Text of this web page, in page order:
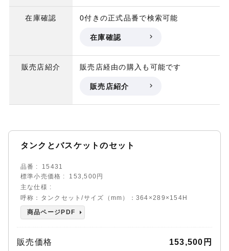
在庫確認 0付きの正式品番で検索可能
在庫確認
販売店紹介 販売店経由の購入も可能です
販売店紹介
タンクとバスケットのセット
品番
15431
標準小売価格
153,500円
主な仕様
呼称：タンクセット/サイズ（mm）：364×289×154H
商品ページPDF
販売価格 153,500円